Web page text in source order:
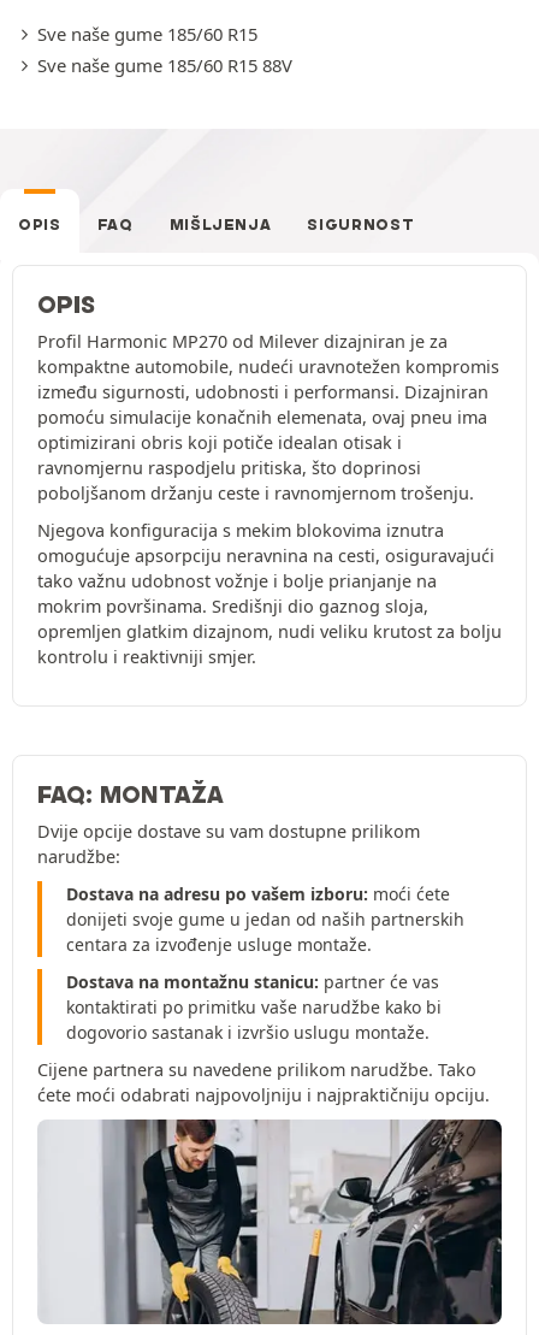
Sve naše gume 185/60 R15
Sve naše gume 185/60 R15 88V
OPIS FAQ MIŠLJENJA SIGURNOST
OPIS
Profil Harmonic MP270 od Milever dizajniran je za
kompaktne automobile, nudeći uravnotežen kompromis
između sigurnosti, udobnosti i performansi. Dizajniran
pomoću simulacije konačnih elemenata, ovaj pneu ima
optimizirani obris koji potiče idealan otisak i
ravnomjernu raspodjelu pritiska, što doprinosi
poboljšanom držanju ceste i ravnomjernom trošenju.
Njegova konfiguracija s mekim blokovima iznutra
omogućuje apsorpciju neravnina na cesti, osiguravajući
tako važnu udobnost vožnje i bolje prianjanje na
mokrim površinama. Središnji dio gaznog sloja,
opremljen glatkim dizajnom, nudi veliku krutost za bolju
kontrolu i reaktivniji smjer.
FAQ: MONTAŽA
Dvije opcije dostave su vam dostupne prilikom
narudžbe:
Dostava na adresu po vašem izboru: moći ćete
donijeti svoje gume u jedan od naših partnerskih
centara za izvođenje usluge montaže.
Dostava na montažnu stanicu: partner će vas
kontaktirati po primitku vaše narudžbe kako bi
dogovorio sastanak i izvršio uslugu montaže.
Cijene partnera su navedene prilikom narudžbe. Tako
ćete moći odabrati najpovoljniju i najpraktičniju opciju.